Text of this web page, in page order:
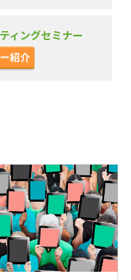
ィングセミナー
紹介